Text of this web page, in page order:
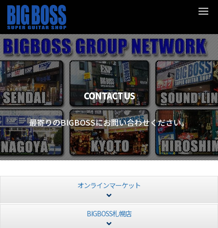
CONTACT US
最寄りのBIGBOSSにお問い合わせください。
オンラインマーケット
BIGBOSS札幌店